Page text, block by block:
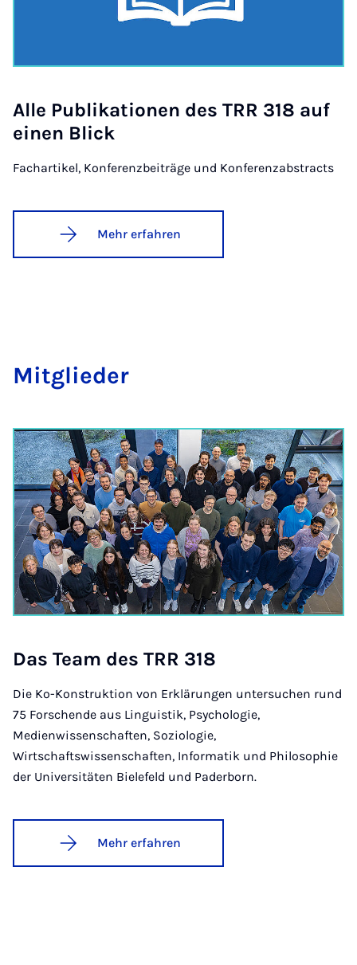
Al­le Pu­bli­ka­ti­o­nen des TRR 318 auf
einen Blick
Fachartikel, Konferenzbeiträge und Konferenzabstracts
Mehr erfahren
Mit­glie­der
Das Team des TRR 318
Die Ko-Konstruktion von Erklärungen untersuchen rund
75 Forschende aus Linguistik, Psychologie,
Medienwissenschaften, Soziologie,
Wirtschaftswissenschaften, Informatik und Philosophie
der Universitäten Bielefeld und Paderborn.
Mehr erfahren